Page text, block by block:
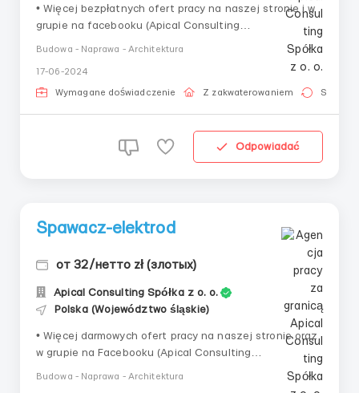
• Więcej bezpłatnych ofert pracy na naszej stronie i w
grupie na facebooku (Apical Consulting
Praca)!____________________________Obo
układanie fragmentów ścian, szalowanie, zbrojenie
stropów, belek itp.)Wymagania:• Konieczne posiadan...
Budowa - Naprawa - Architektura
17-06-2024
Wymagane doświadczenie Z zakwaterowaniem Stała
Odpowiadać
Spawacz-elektrod
от 32/нетто zł (злотых)
Apical Consulting Spółka z o. o.
Polska (Województwo śląskie)
• Więcej darmowych ofert pracy na naszej stronie oraz
w grupie na Facebooku (Apical Consulting
Praca)!____________________________Obo
Budowa - Naprawa - Architektura